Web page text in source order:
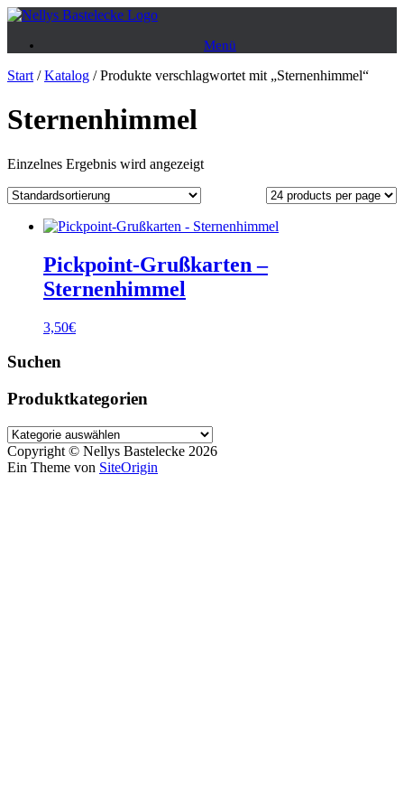
Zum
springen
Menü
Start /Katalog / Produkte verschlagwortet mit „Sternenhimmel“
Sternenhimmel
Einzelnes Ergebnis wird angezeigt
Pickpoint-Grußkarten –
Sternenhimmel
3,50€
Suchen
Produktkategorien
Copyright © Nellys Bastelecke 2026
Ein Theme von SiteOrigin